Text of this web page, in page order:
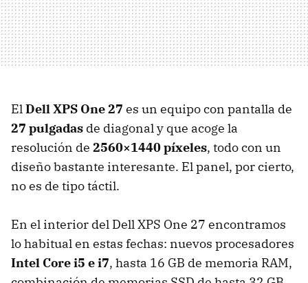
ElDellXPS One 27 es un equipo con pantalla de
27 pulgadas de diagonal y que acoge la
resolución de 2560×1440 píxeles, todo con un
diseño bastante interesante. El panel, por cierto,
no es de tipo táctil.
En el interior del DellXPS One 27 encontramos
lo habitual en estas fechas: nuevos procesadores
Intel Core i5 e i7, hasta 16 GB de memoria RAM,